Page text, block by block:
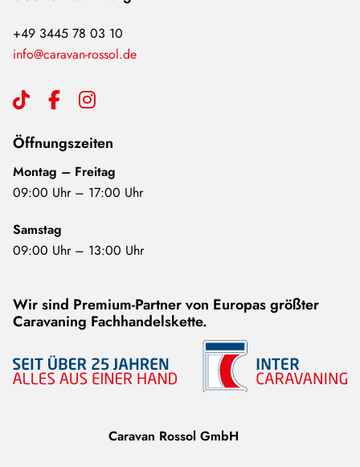
+49 3445 78 03 10
info@caravan-rossol.de
Öffnungszeiten
Montag – Freitag
09:00 Uhr – 17:00 Uhr
Samstag
09:00 Uhr – 13:00 Uhr
Wir sind Premium-Partner von Europas größter
Caravaning Fachhandelskette.
Caravan Rossol GmbH